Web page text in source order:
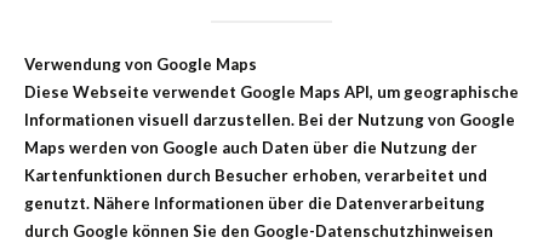
Verwendung von Google Maps
Diese Webseite verwendet Google Maps API, um geographische
Informationen visuell darzustellen. Bei der Nutzung von Google
Maps werden von Google auch Daten über die Nutzung der
Kartenfunktionen durch Besucher erhoben, verarbeitet und
genutzt. Nähere Informationen über die Datenverarbeitung
durch Google können Sie den Google-Datenschutzhinweisen